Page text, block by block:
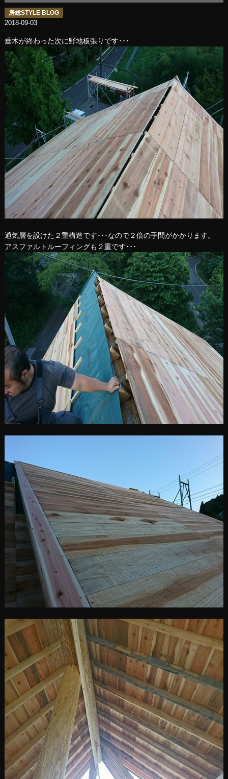
房総STYLE BLOG
2018-09-03
垂木が終わった次に野地板張りです･･･
通気層を設けた２重構造です･･･なので２倍の手間がかかります。
アスファルトルーフィングも２重です･･･